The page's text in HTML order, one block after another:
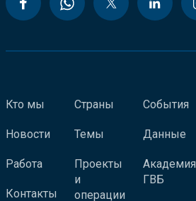
Кто мы
Новости
Работа
Контакты
Страны
Темы
Проекты
и
операции
События
Данные
Академия
ГВБ